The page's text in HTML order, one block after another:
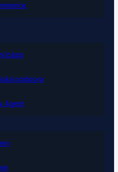
báze
podpora
Agent